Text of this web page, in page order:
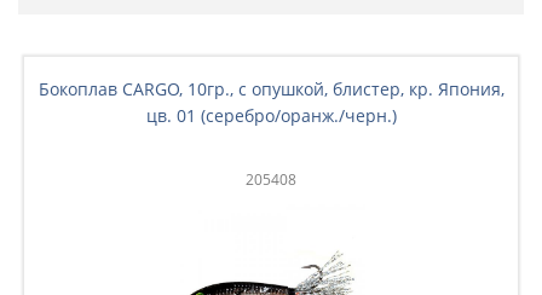
Бокоплав CARGO, 10гр., с опушкой, блистер, кр. Япония,
цв. 01 (серебро/оранж./черн.)
205408